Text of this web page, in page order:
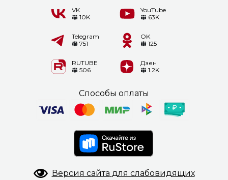
VK
10K
YouTube
63K
Telegram
751
OK
125
RUTUBE
506
Дзен
1.2K
Способы оплаты
Версия сайта для слабовидящих